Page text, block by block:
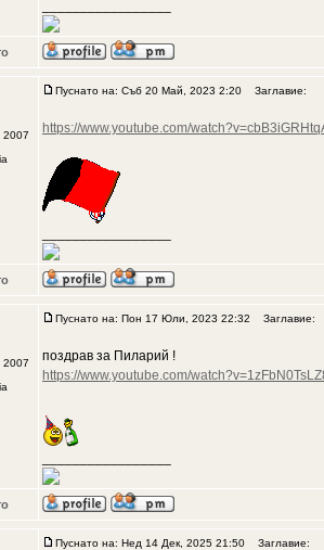
2007
Пуснато на: Съб 20 Май, 2023 2:20 Заглавие:
https://www.youtube.com/
2007
Пуснато на: Пон 17 Юли, 2023 22:32 Заглавие:
поздрав за Пиларий !
https://www.youtube.com/
Пуснато на: Нед 14 Дек, 2025 21:50 Заглавие: